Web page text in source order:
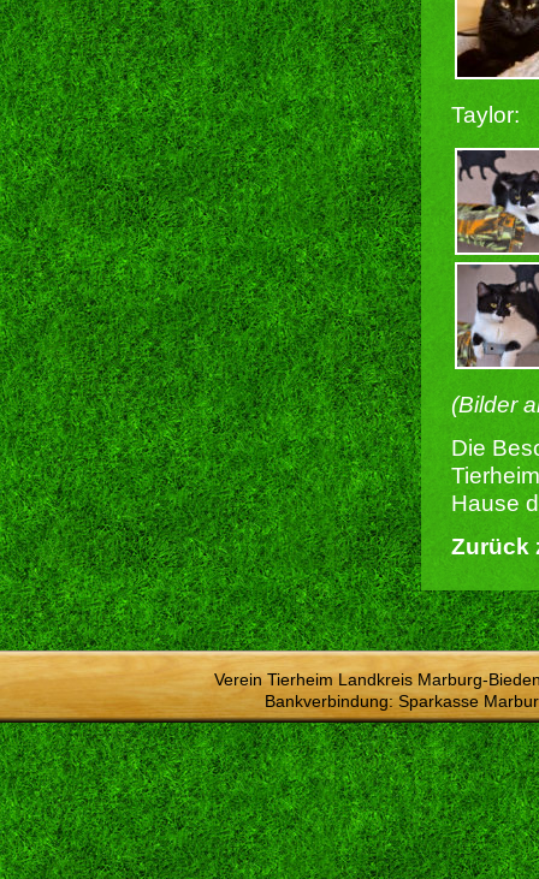
Taylor:
(Bilder
Die
Hause
Zurück
Verein Tierheim Landkreis Marburg-
Bankverbindung: Sparkasse